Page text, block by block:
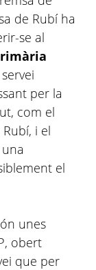
de Rubí ha
se al
per la
com el
i el
el
unes
obert
que per